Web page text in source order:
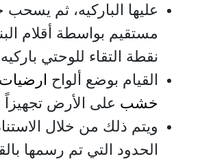
عليها الباركيه، ثم
مستقيم بواسطة أقلام
نقطة التقاء للوحتي
القيام بوضع ألواح ارضيات
خشب على الأرض تجهيزاً
ويتم ذلك من خلال
الحدود التي تم رسمها